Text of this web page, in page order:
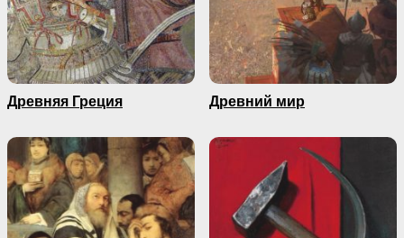
Древняя Греция Древний мир